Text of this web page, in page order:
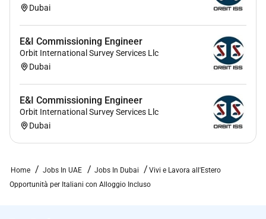
Dubai
E&I Commissioning Engineer
Orbit International Survey Services Llc
Dubai
E&I Commissioning Engineer
Orbit International Survey Services Llc
Dubai
Home Jobs In UAE Jobs In Dubai
Vivi e Lavora all'Estero
Opportunità per Italiani con Alloggio Incluso